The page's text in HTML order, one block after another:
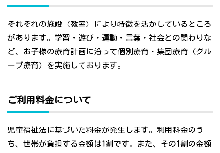
それぞれの施設（教室）により特徴を活かしているところ
があります。学習・遊び・運動・言葉・社会との関わりな
ど、お子様の療育計画に沿って個別療育・集団療育（グル
ープ療育）を実施しております。
ご利用料金について
児童福祉法に基づいた料金が発生します。利用料金のう
ち、世帯が負担する金額は1割です。また、その1割の金額